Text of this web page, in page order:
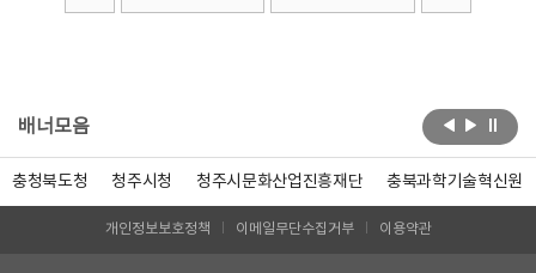
배너모음
충청북도청 청주시청 청주시문화산업진흥재단 충북과학기술혁신원
개인정보보호정책 이메일무단수집거부 이용약관